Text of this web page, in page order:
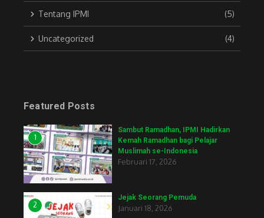
Tentang IPMI (5)
Uncategorized (4)
Featured Posts
1
Sambut Ramadhan, IPMI Hadirkan
Kemah Ramadhan bagi Pelajar
Muslimah se-Indonesia
Februari 17, 2026
2
Jejak Seorang Pemuda
Januari 18, 2026